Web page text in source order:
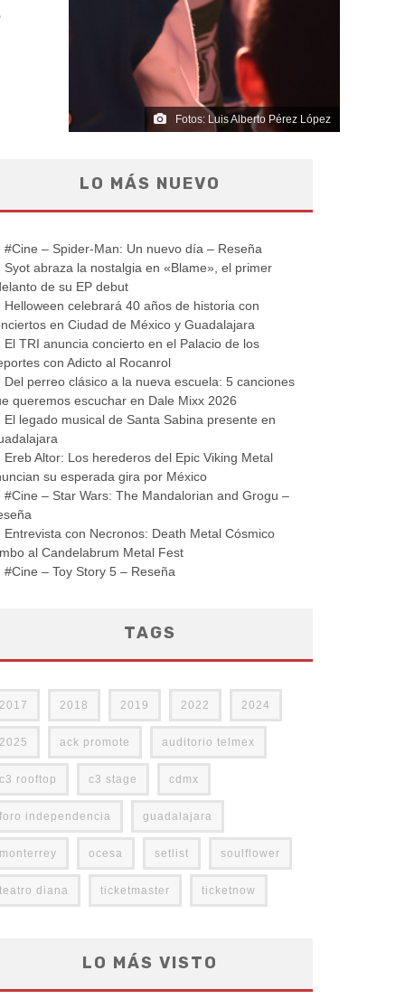
Fotos: Luis Alberto Pérez López
LO MÁS NUEVO
#Cine – Spider-Man: Un nuevo día – Reseña
Syot abraza la nostalgia en «Blame», el primer
de su EP debut
Helloween celebrará 40 años de historia con
en Ciudad de México y Guadalajara
El TRI anuncia concierto en el Palacio de los
con Adicto al Rocanrol
Del perreo clásico a la nueva escuela: 5 canciones
queremos escuchar en Dale Mixx 2026
El legado musical de Santa Sabina presente en
Ereb Altor: Los herederos del Epic Viking Metal
su esperada gira por México
#Cine – Star Wars: The Mandalorian and Grogu –
Entrevista con Necronos: Death Metal Cósmico
al Candelabrum Metal Fest
#Cine – Toy Story 5 – Reseña
TAGS
2017 2018 2019 2022 2024
2025 ack promote auditorio telmex
c3 rooftop c3 stage cdmx
foro independencia guadalajara
monterrey ocesa setlist soulflower
teatro diana ticketmaster ticketnow
LO MÁS VISTO